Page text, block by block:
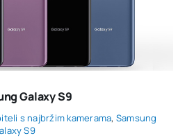
Galaxy S9
s najbržim kamerama, Samsung
S9